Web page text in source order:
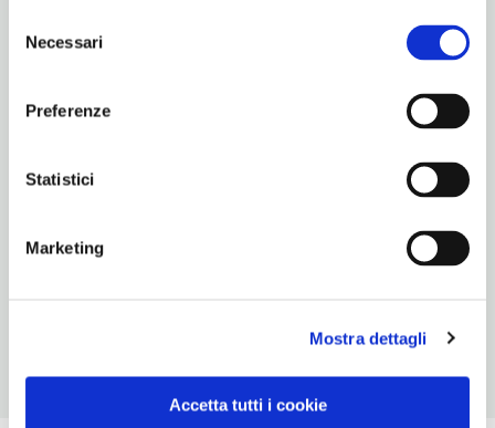
delNecessari
Preferenze
Statistici
Marketing
Mostra dettagli
Accetta tutti i cookie
Vedi su Google Maps
Rahba Kedima